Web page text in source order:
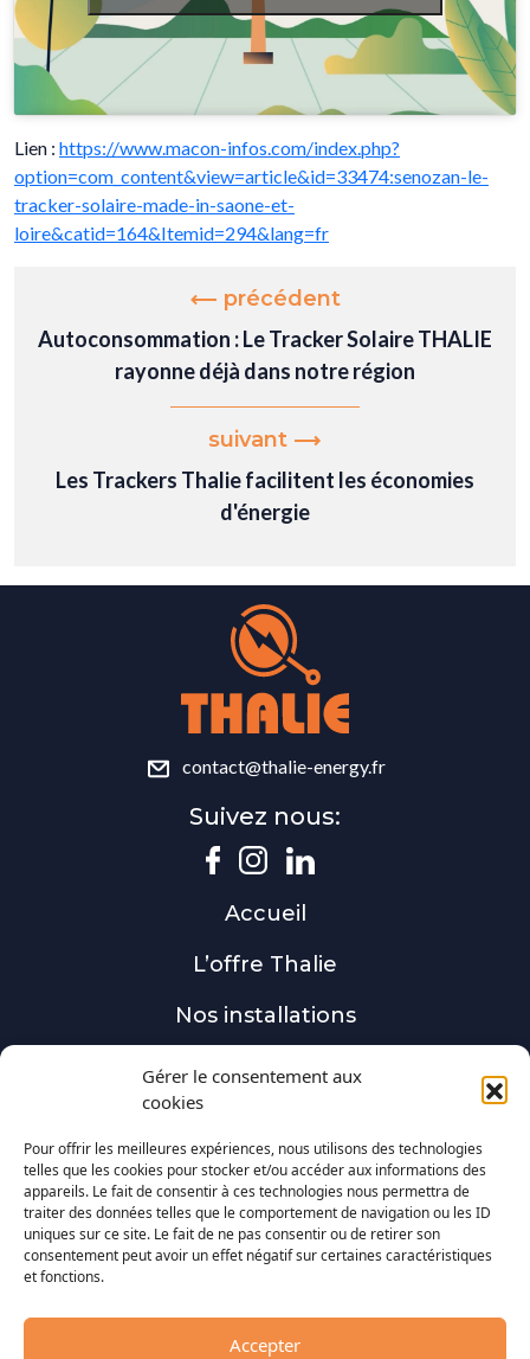
Gérer le consentement aux
cookies
Pour offrir les meilleures expériences, nous utilisons des technologies
telles que les cookies pour stocker et/ou accéder aux informations des
appareils. Le fait de consentir à ces technologies nous permettra de
traiter des données telles que le comportement de navigation ou les ID
uniques sur ce site. Le fait de ne pas consentir ou de retirer son
consentement peut avoir un effet négatif sur certaines caractéristiques
et fonctions.
Accepter
Lien : https://www.macon-infos.com/index.php?
option=com_content&view=article&id=33474:senozan-le-
tracker-solaire-made-in-saone-et-
loire&catid=164&Itemid=294&lang=fr
précédent
Autoconsommation : Le Tracker Solaire THALIE
rayonne déjà dans notre région
suivant
Les Trackers Thalie facilitent les économies
d'énergie
contact@thalie-energy.fr
Suivez nous:
Accueil
L’offre Thalie
Nos installations
Actualités
Obtenir une étude
Nos solutions
Tracker solaire
Centrale au sol